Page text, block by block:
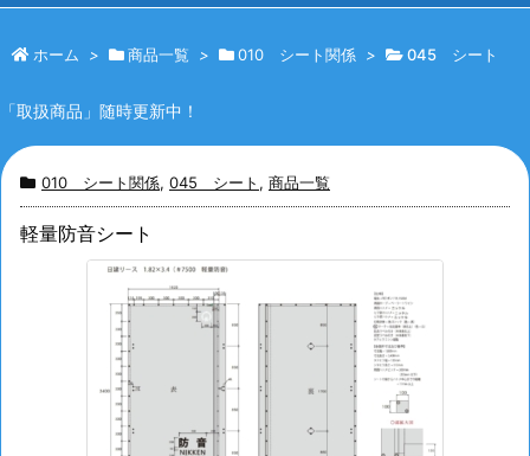
ホーム > 商品一覧 > 010 シート関係 > 045 シート
「取扱商品」随時更新中！
010 シート関係, 045 シート , 商品一覧
軽量防音シート